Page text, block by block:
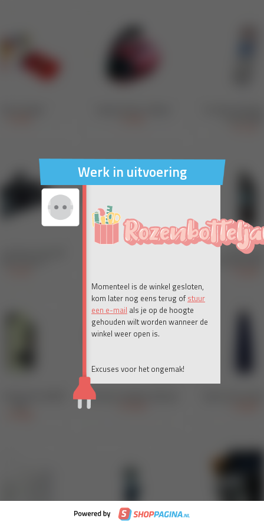
Werk in uitvoering
Momenteel is de winkel gesloten,
kom later nog eens terug of stuur
een e-mail als je op de hoogte
gehouden wilt worden wanneer de
winkel weer open is.
Excuses voor het ongemak!